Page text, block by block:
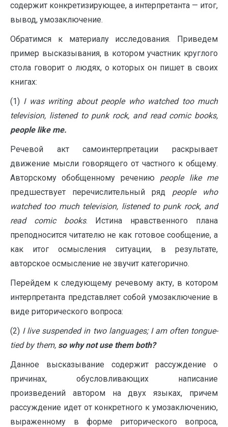
содержит конкретизирующее, а интерпретанта — итог,
вывод, умозаключение.
Обратимся к материалу исследования. Приведем
пример высказывания, в котором участник круглого
стола говорит о людях, о которых он пишет в своих
книгах:
(1) I was writing about people who watched too much
television, listened to punk rock, and read comic books,
рeople like me.
Речевой акт самоинтерпретации раскрывает
движение мысли говорящего от частного к общему.
Авторскому обобщенному речению рeople like me
предшествует перечислительный ряд people who
watched too much television, listened to punk rock, and
read comic books. Истина нравственного плана
преподносится читателю не как готовое сообщение, а
как итог осмысления ситуации, в результате,
авторское осмысление не звучит категорично.
Перейдем к следующему речевому акту, в котором
интерпретанта представляет собой умозаключение в
виде риторического вопроса:
(2) I live suspended in two languages; I am often tongue-
tied by them, so why not use them both?
Данное высказывание содержит рассуждение о
причинах, обусловливающих написание
произведений автором на двух языках, причем
рассуждение идет от конкретного к умозаключению,
выраженному в форме риторического вопроса,